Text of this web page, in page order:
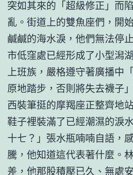
突如其來的「超級修正」而
亂。街道上的雙魚座們，開
鹹鹹的海水淚，他們無法停
市低窪處已經形成了小型潟
上班族，嚴格遵守著廣播中
原地踏步，否則將失去襪子
西裝筆挺的摩羯座正整齊地
鞋子裡裝滿了已經潮濕的淚
十七？」張水瓶喃喃自語，
騰，他知道這代表著什麼。
差，他那股積壓已久、無處